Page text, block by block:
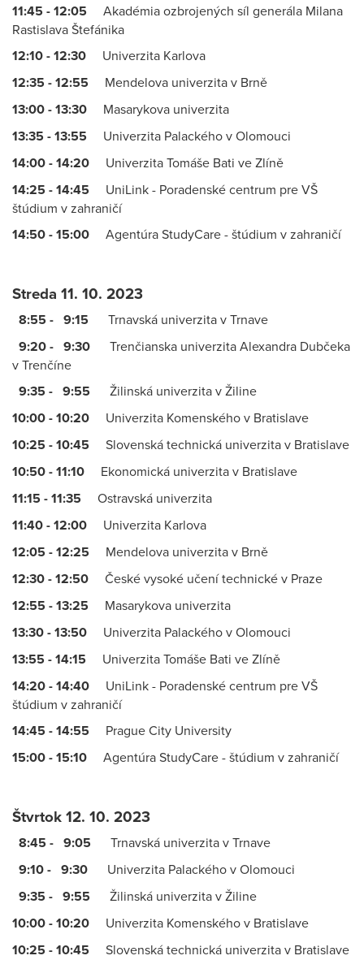
11:45 - 12:05 Akadémia ozbrojených síl generála Milana
Rastislava Štefánika
12:10 - 12:30 Univerzita Karlova
12:35 - 12:55 Mendelova univerzita v Brně
13:00 - 13:30 Masarykova univerzita
13:35 - 13:55 Univerzita Palackého v Olomouci
14:00 - 14:20 Univerzita Tomáše Bati ve Zlíně
14:25 - 14:45 UniLink - Poradenské centrum pre VŠ
štúdium v zahraničí
14:50 - 15:00 Agentúra StudyCare - štúdium v zahraničí
Streda 11. 10. 2023
8:55 - 9:15 Trnavská univerzita v Trnave
9:20 - 9:30 Trenčianska univerzita Alexandra Dubčeka
v Trenčíne
9:35 - 9:55 Žilinská univerzita v Žiline
10:00 - 10:20 Univerzita Komenského v Bratislave
10:25 - 10:45 Slovenská technická univerzita v Bratislave
10:50 - 11:10 Ekonomická univerzita v Bratislave
11:15 - 11:35 Ostravská univerzita
11:40 - 12:00 Univerzita Karlova
12:05 - 12:25 Mendelova univerzita v Brně
12:30 - 12:50 České vysoké učení technické v Praze
12:55 - 13:25 Masarykova univerzita
13:30 - 13:50 Univerzita Palackého v Olomouci
13:55 - 14:15 Univerzita Tomáše Bati ve Zlíně
14:20 - 14:40 UniLink - Poradenské centrum pre VŠ
štúdium v zahraničí
14:45 - 14:55 Prague City University
15:00 - 15:10 Agentúra StudyCare - štúdium v zahraničí
Štvrtok 12. 10. 2023
8:45 - 9:05 Trnavská univerzita v Trnave
9:10 - 9:30 Univerzita Palackého v Olomouci
9:35 - 9:55 Žilinská univerzita v Žiline
10:00 - 10:20 Univerzita Komenského v Bratislave
10:25 - 10:45 Slovenská technická univerzita v Bratislave